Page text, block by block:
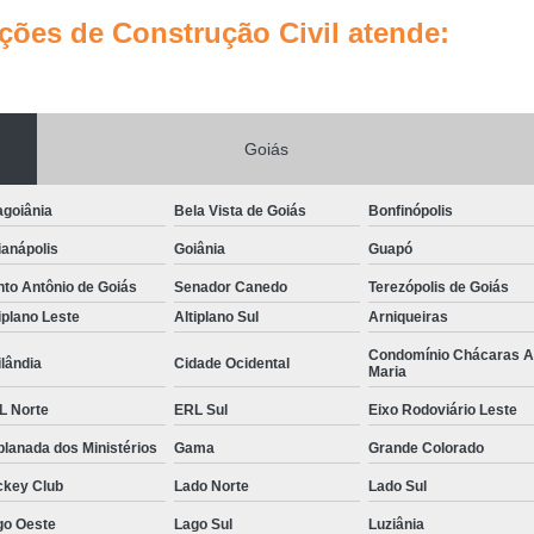
Empresa de Gestão de Custos
Empresa de Gestão de
Empresa de Gestão e
Empresa Especialista em
Empresa Especialista em Gestão de
Empresa Especializada em
Escritório de Gestão de Obras e
Gestão de Obras de
Gestão de Obras de
Gerenciamento de Implantação
Gerenciamento de Obras Arquitetura
de Construção Civil atende:
Goiás
Bela Vista de Goiás Bonfinópolis
Goiânia Guapó
Antônio de Goiás Senador Canedo Terezópolis de Goiás
Leste Altiplano Sul Arniqueiras
Cidade Ocidental
Condomínio Chácaras
Maria
Norte ERL Sul Eixo Rodoviário Leste
dos Ministérios Gama Grande Colorado
Club Lado Norte Lado Sul
Oeste Lago Sul Luziânia